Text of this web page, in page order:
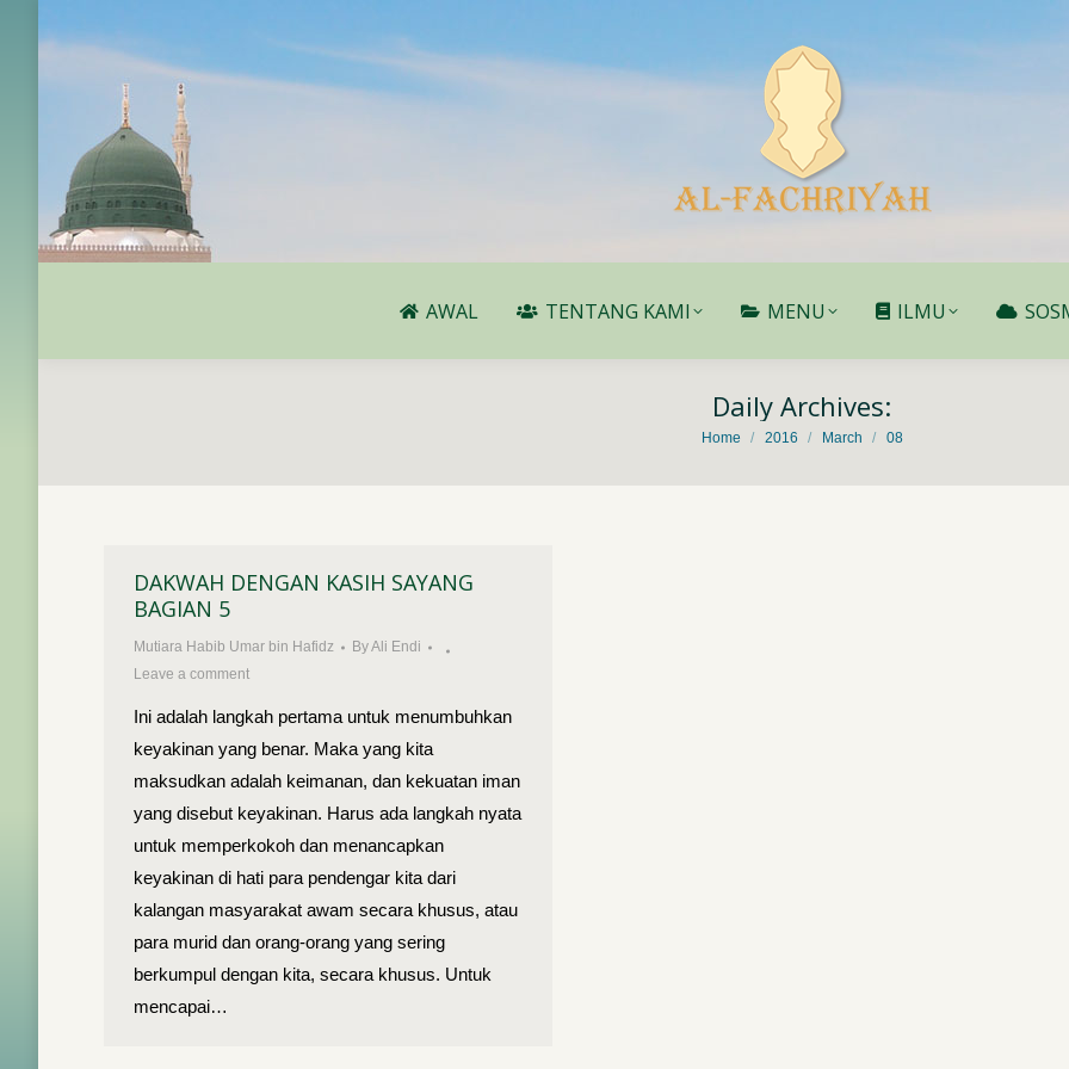
AWAL TENTANG KAMI MENU ILMU
Daily Archives:
You are here:
Home 2016 March 08
DAKWAH DENGAN KASIH SAYANG
BAGIAN 5
Mutiara Habib Umar bin Hafidz ByAli Endi
Leave a comment
Ini adalah langkah pertama untuk menum­buhkan
keyakinan yang benar. Maka yang kita
maksudkan adalah keimanan, dan kekuatan iman
yang disebut keyakinan. Harus ada langkah nyata
untuk memperkokoh dan menancapkan
keyakinan di hati para pen­dengar kita dari
kalangan masyarakat awam secara khusus, atau
para murid dan orang-orang yang ser­ing
berkumpul dengan kita, secara khusus. Untuk
mencapai…
AWAL TENTANG KAMI MENU